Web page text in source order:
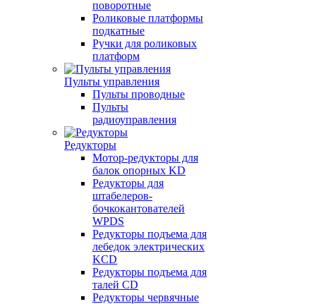
поворотные
Роликовые платформы
подкатные
Ручки для роликовых
платформ
Пульты управления
Пульты проводные
Пульты
радиоуправления
Редукторы
Мотор-редукторы для
балок опорных KD
Редукторы для
штабелеров-
бочкокантователей
WPDS
Редукторы подъема для
лебедок электрических
KCD
Редукторы подъема для
талей CD
Редукторы червячные